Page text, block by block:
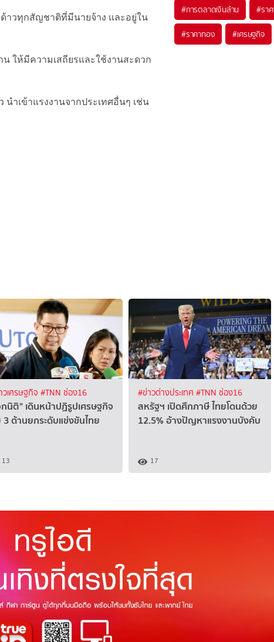
าวทุกสัญชาติที่มีนายจ้าง และอยู่ใน
น ให้มีความเสถียรและใช้งานสะดวก
นำเข้าแรงงานจากประเทศอื่นๆ เช่น
#การตลาดเงินล้าน #รา
#ราคาทอง #เศรษฐกิจ
วเศรษฐกิจ #TNN ช่อง16
กนิติ" เดินหน้าปฏิรูปเศรษฐกิจ
ด้านยกระดับแข่งขันไทย
13
#ข่าวต่างประเทศ #TNN ช่อง16
สหรัฐฯ เปิดศึกภาษี ไทยโดนด้วย
12.5% อ้างปัญหาแรงงานบังคับ
17